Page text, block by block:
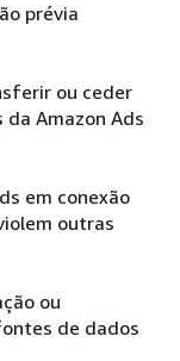
prévia
ou ceder
Amazon Ads
em conexão
outras
ou
de dados